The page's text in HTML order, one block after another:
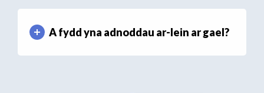
A fydd yna adnoddau ar-lein ar gael?